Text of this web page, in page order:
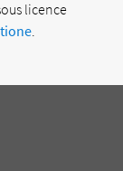
licence